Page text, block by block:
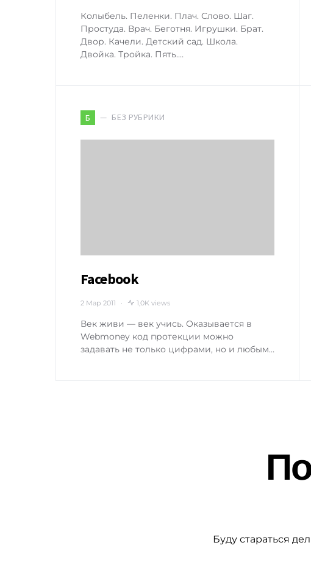
Колыбель. Пеленки. Плач. Слово. Шаг.
Простуда. Врач. Беготня. Игрушки. Брат.
Двор. Качели. Детский сад. Школа.
Двойка. Тройка. Пять.…
Б БЕЗ РУБРИКИ
Facebook
2 Мар 2011 1,0K views
Век живи — век учись. Оказывается в
Webmoney код протекции можно
задавать не только цифрами, но и любым…
Буду стараться